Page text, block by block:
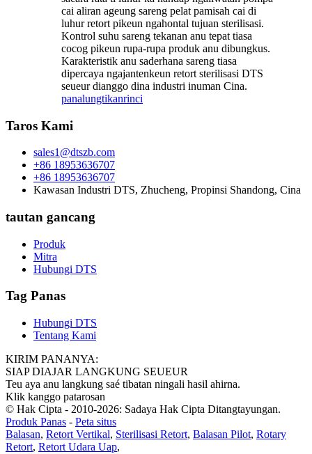
cai aliran ageung sareng pelat pamisah cai di
luhur retort pikeun ngahontal tujuan sterilisasi.
Kontrol suhu sareng tekanan anu tepat tiasa
cocog pikeun rupa-rupa produk anu dibungkus.
Karakteristik anu saderhana sareng tiasa
dipercaya ngajantenkeun retort sterilisasi DTS
seueur dianggo dina industri inuman Cina.
panalungtikanrinci
Taros Kami
sales1@dtszb.com
+86 18953636707
+86 18953636707
Kawasan Industri DTS, Zhucheng, Propinsi Shandong, Cina
tautan gancang
Produk
Mitra
Hubungi DTS
Tag Panas
Hubungi DTS
Tentang Kami
KIRIM PANANYA:
SIAP DIAJAR LANGKUNG SEUEUR
Teu aya anu langkung saé tibatan ningali hasil ahirna.
Klik kanggo patarosan
© Hak Cipta - 2010-2026: Sadaya Hak Cipta Ditangtayungan.
Produk Panas - Peta situs
Balasan, Retort Vertikal, Sterilisasi Retort, Balasan Pilot, Rotary
Retort, Retort Udara Uap,